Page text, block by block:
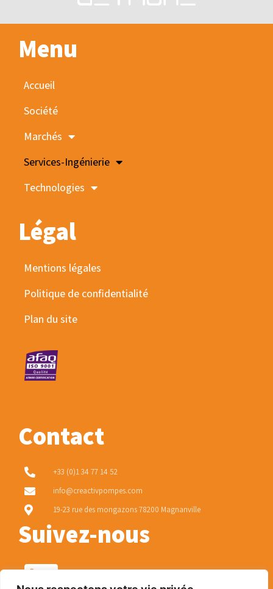
Menu
Accueil
Société
Marchés
Services-Ingénierie
Technologies
Légal
Mentions légales
Politique de confidentialité
Plan du site
Contact
+33 (0)1 34 77 14 52
info@creactivpompes.com
19-23 rue des mongazons 78200 Magnanville
Suivez-nous